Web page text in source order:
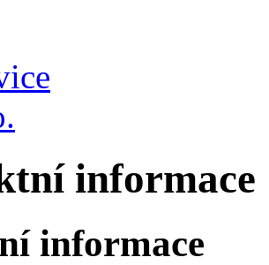
informace
informace